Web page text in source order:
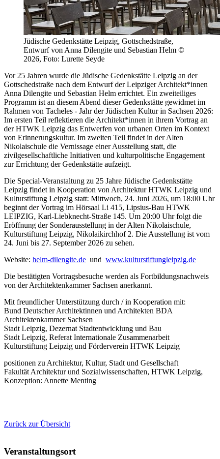
Jüdische Gedenkstätte Leipzig, Gottschedstraße,
Entwurf von Anna Dilengite und Sebastian Helm ©
2026, Foto: Lurette Seyde
Vor 25 Jahren wurde die Jüdische Gedenkstätte Leipzig an der
Gottschedstraße nach dem Entwurf der Leipziger Architekt*innen
Anna Dilengite und Sebastian Helm errichtet. Ein zweiteiliges
Programm ist an diesem Abend dieser Gedenkstätte gewidmet im
Rahmen von Tacheles - Jahr der Jüdischen Kultur in Sachsen 2026:
Im ersten Teil reflektieren die Architekt*innen in ihrem Vortrag an
der HTWK Leipzig das Entwerfen von urbanen Orten im Kontext
von Erinnerungskultur. Im zweiten Teil findet in der Alten
Nikolaischule die Vernissage einer Ausstellung statt, die
zivilgesellschaftliche Initiativen und kulturpolitische Engagement
zur Errichtung der Gedenkstätte aufzeigt.
Die Special-Veranstaltung zu 25 Jahre Jüdische Gedenkstätte
Leipzig findet in Kooperation von Architektur HTWK Leipzig und
Kulturstiftung Leipzig statt: Mittwoch, 24. Juni 2026, um 18:00 Uhr
beginnt der Vortrag im Hörsaal Li 415, Lipsius-Bau HTWK
LEIPZIG, Karl-Liebknecht-Straße 145. Um 20:00 Uhr folgt die
Eröffnung der Sonderausstellung in der Alten Nikolaischule,
Kulturstiftung Leipzig, Nikolaikirchhof 2. Die Ausstellung ist vom
24. Juni bis 27. September 2026 zu sehen.
Website: helm-dilengite.de und www.kulturstiftungleipzig.de
Die bestätigten Vortragsbesuche werden als Fortbildungsnachweis
von der Architektenkammer Sachsen anerkannt.
Mit freundlicher Unterstützung durch / in Kooperation mit:
Bund Deutscher Architektinnen und Architekten BDA
Architektenkammer Sachsen
Stadt Leipzig, Dezernat Stadtentwicklung und Bau
Stadt Leipzig, Referat Internationale Zusammenarbeit
Kulturstiftung Leipzig und Förderverein HTWK Leipzig
positionen zu Architektur, Kultur, Stadt und Gesellschaft
Fakultät Architektur und Sozialwissenschaften, HTWK Leipzig,
Konzeption: Annette Menting
Zurück zur Übersicht
Veranstaltungsort